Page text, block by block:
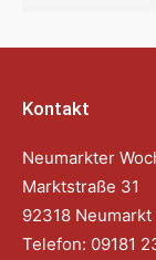
Kontakt
Neumarkter
Marktstraße 31
92318 Neumarkt
Telefon: 09181